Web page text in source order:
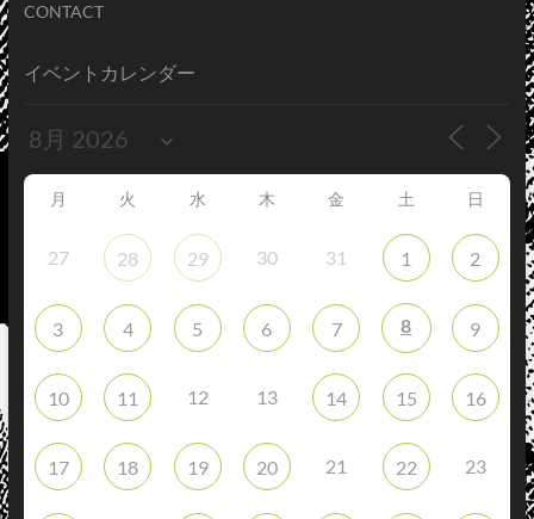
CONTACT
イベントカレンダー
月 火 水 木 金 土 日
27 28 29 30 31 1 2
3 4 5 6 7 8 9
10 11 12 13 14 15 16
17 18 19 20 21 22 23